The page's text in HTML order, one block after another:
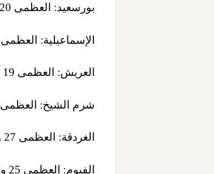
بورسعيد: العظمى 20 والصغرى 11.
الإسماعيلية: العظمى 23 والصغرى 11.
العريش: العظمى 19 والصغرى 11.
شرم الشيخ: العظمى 26 والصغرى 17.
الغردقة: العظمى 27 والصغرى 17.
الفيوم: العظمى 25 والصغرى 13.